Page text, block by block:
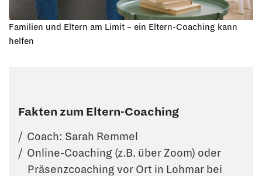
Familien und Eltern am Limit – ein Eltern-Coaching kann
helfen
Fakten zum Eltern-Coaching
Coach: Sarah Remmel
Online-Coaching (z.B. über Zoom) oder
Präsenzcoaching vor Ort in Lohmar bei